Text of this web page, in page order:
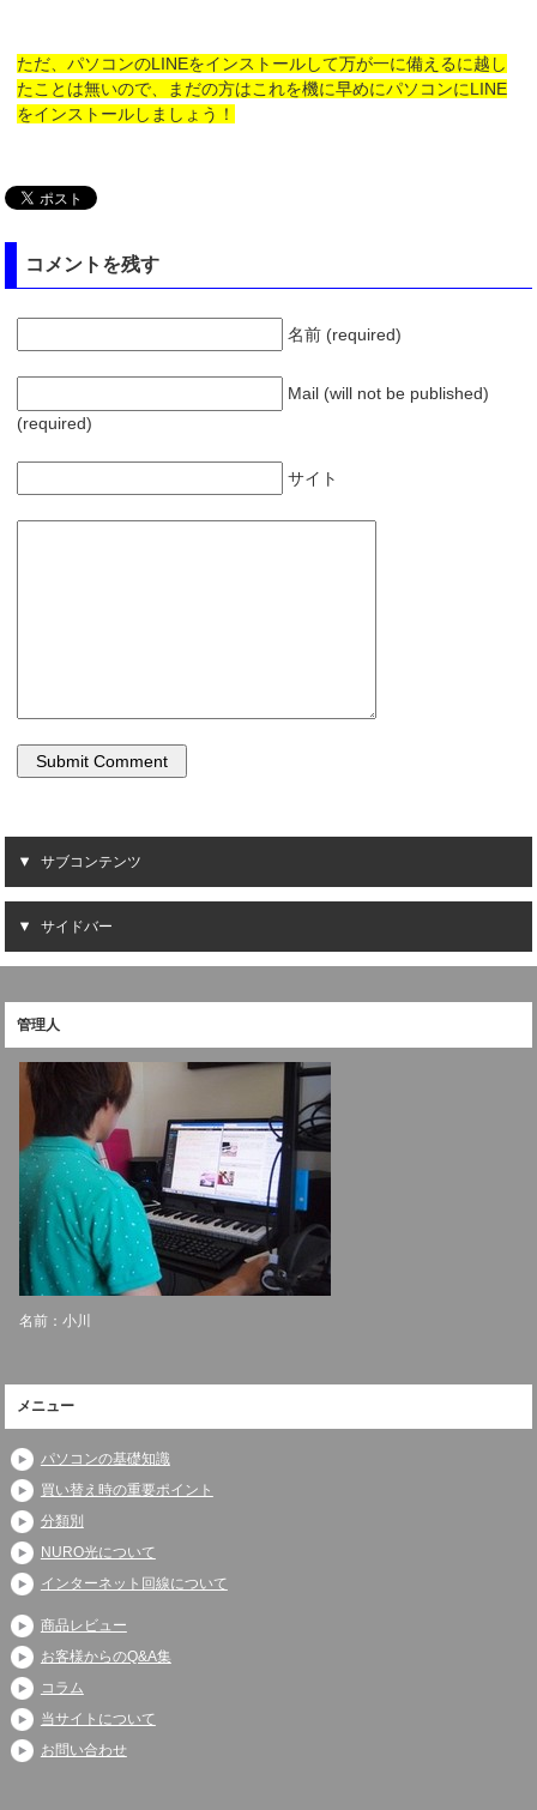
ただ、パソコンのLINEをインストールして万が一に備えるに越し
たことは無いので、まだの方はこれを機に早めにパソコンにLINE
をインストールしましょう！
コメントを残す
名前 (required)
Mail (will not be published)
(required)
サイト
サブコンテンツ
サイドバー
管理人
名前：小川
メニュー
パソコンの基礎知識
買い替え時の重要ポイント
分類別
NURO光について
インターネット回線について
商品レビュー
お客様からのQ&A集
コラム
当サイトについて
お問い合わせ